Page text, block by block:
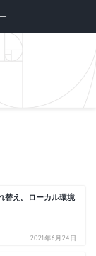
替え。ローカル環境
2021年6月24日